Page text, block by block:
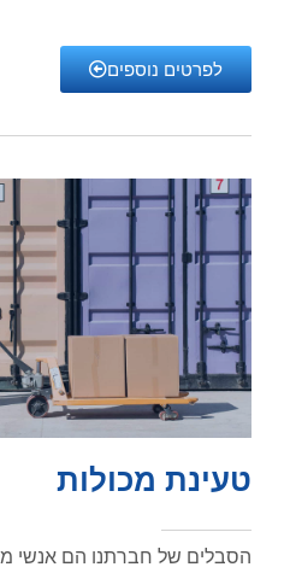
לפרטים נוספים
טעינת מכולות
הסבלים של חברתנו הם אנשי